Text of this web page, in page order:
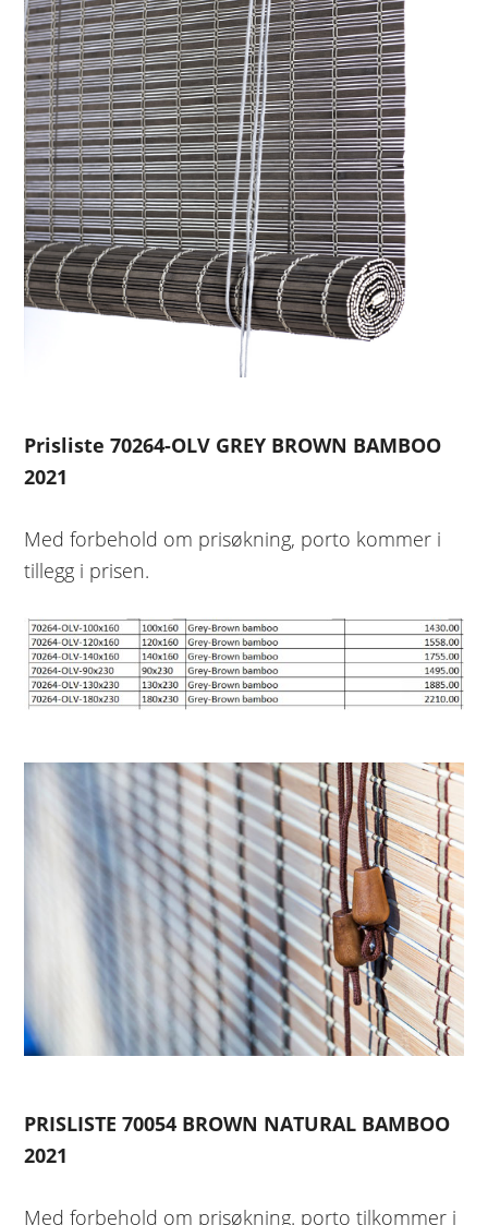
Prisliste 70264-OLV GREY BROWN BAMBOO
2021
Med forbehold om prisøkning, porto kommer i
tillegg i prisen.
PRISLISTE 70054 BROWN NATURAL BAMBOO
2021
Med forbehold om prisøkning. porto tilkommer i